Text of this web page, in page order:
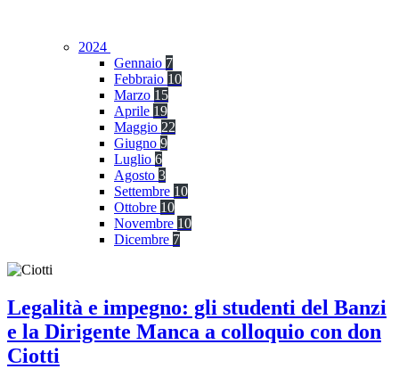
2024
Gennaio 7
Febbraio 10
Marzo 15
Aprile 19
Maggio 22
Giugno 9
Luglio 6
Agosto 3
Settembre 10
Ottobre 10
Novembre 10
Dicembre 7
Legalità e impegno: gli studenti del Banzi
e la Dirigente Manca a colloquio con don
Ciotti